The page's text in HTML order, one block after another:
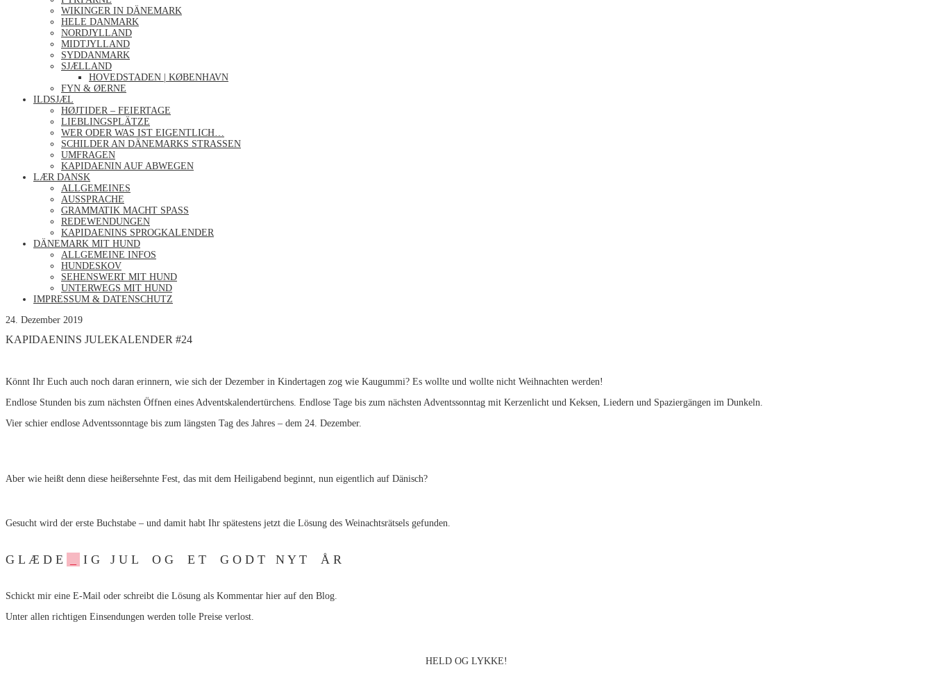
WIKINGER IN DÄNEMARK
HELE DANMARK
NORDJYLLAND
MIDTJYLLAND
SYDDANMARK
SJÆLLAND
HOVEDSTADEN | KØBENHAVN
FYN & ØERNE
ILDSJÆL
HØJTIDER – FEIERTAGE
LIEBLINGSPLÄTZE
WER ODER WAS IST EIGENTLICH…
SCHILDER AN DÄNEMARKS STRASSEN
UMFRAGEN
KAPIDAENIN AUF ABWEGEN
LÆR DANSK
ALLGEMEINES
AUSSPRACHE
GRAMMATIK MACHT SPASS
REDEWENDUNGEN
KAPIDAENINS SPROGKALENDER
DÄNEMARK MIT HUND
ALLGEMEINE INFOS
HUNDESKOV
SEHENSWERT MIT HUND
UNTERWEGS MIT HUND
IMPRESSUM & DATENSCHUTZ
24. Dezember 2019
KAPIDAENINS JULEKALENDER #24
Könnt Ihr Euch auch noch daran erinnern, wie sich der Dezember in Kindertagen zog wie Kaugummi? Es wollte und wollte nicht Weihnachten werden!
Endlose Stunden bis zum nächsten Öffnen eines Adventskalendertürchens. Endlose Tage bis zum nächsten Adventssonntag mit Kerzenlicht und Keksen, Liedern und Spaziergängen im Dunkeln.
Vier schier endlose Adventssonntage bis zum längsten Tag des Jahres – dem 24. Dezember.
Aber wie heißt denn diese heißersehnte Fest, das mit dem Heiligabend beginnt, nun eigentlich auf Dänisch?
Gesucht wird der erste Buchstabe – und damit habt Ihr spätestens jetzt die Lösung des Weinachtsrätsels gefunden.
G L Æ D E I G J U L O G E T G O D T N Y T Å R
Schickt mir eine E-Mail oder schreibt die Lösung als Kommentar hier auf den Blog.
Unter allen richtigen Einsendungen werden tolle Preise verlost.
HELD OG LYKKE!